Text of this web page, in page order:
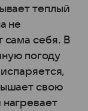
теплый
не
сама себя. В
погоду
свою